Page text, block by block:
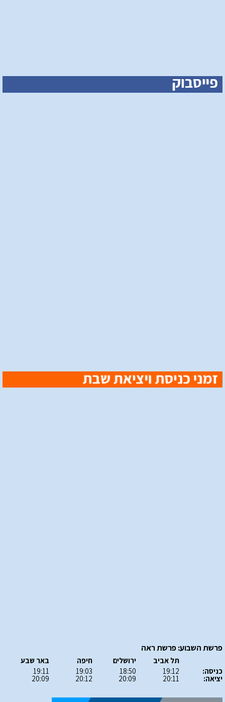
פרשת השבוע: פרשת ראה
כניסה:
יציאה:
תל אביב
19:12
20:11
ירושלים
18:50
20:09
חיפה
19:03
20:12
באר שבע
19:11
20:09